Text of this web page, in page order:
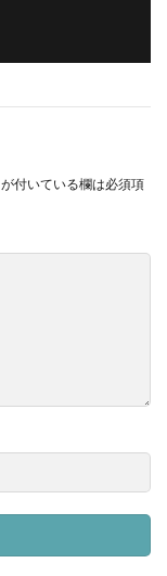
が付いている欄は必須項